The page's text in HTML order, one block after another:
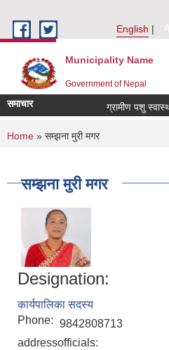
English
Municipality Name
Government of Nepal
समाचार ग्रामीण पशु
You are here
Home » सम्झना मुरी मगर
सम्झना मुरी मगर
Designation:
कार्यपालिका सदस्य
Phone: 9842808713
addressofficials: